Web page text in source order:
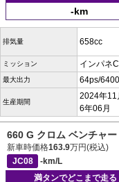
-km
排気量 658cc
ミッション インパネ
最大出力 64ps/
生産期間
2024年11
6年06月
660 G クロム ベンチャ
新車時価格163.9万円(税込)
JC08
-km/L
満タンでどこまで走る